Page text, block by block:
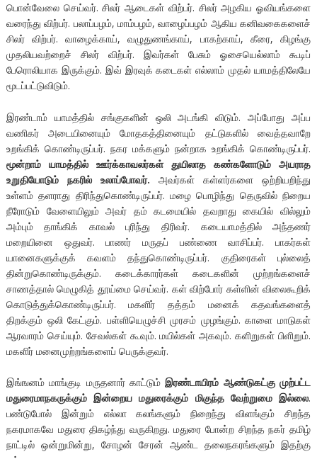
பொன்வேலை செய்வர். சிலர் ஆடைகள் விற்பர். சிலர் அழகிய ஓவியங்களை
வரைந்து விற்பர். பலாப்பழம், மாம்பழம், வாழைப்பழம் ஆகிய கனிவகைகளைச்
சிலர் விற்பர். வாழைக்காய், வழுதுணங்காய், பாகற்காய், கீரை, கிழங்கு
முதலியவற்றைச் சிலர் விற்பர். இவர்கள் பேசும் ஓசையெல்லாம் கூடிப்
பேரொலியாக இருக்கும். இவ் இரவுக் கடைகள் எல்லாம் முதல் யாமத்திலேயே
மூடப்பட்டுவிடும்.
இரண்டாம் யாமத்தில் சங்குகளின் ஒலி அடங்கி விடும். அப்போது அப்ப
வணிகர் அடையினையும் மோதகத்தினையும் தட்டுகளில் வைத்தவாறே
உறங்கிக் கொண்டிருப்பர். நகர மக்களும் நன்றாக உறங்கிக் கொண்டிருப்பர்.
மூன்றாம் யாமத்தில் ஊர்க்காவலர்கள் துயிலாத கண்களோடும் அயராத
உறுதியோடும் நகரில் உலாப்போவர். அவர்கள் கள்ளர்களை ஒற்றியறிந்து
உள்ளம் தளராது திரிந்துகொண்டிருப்பர். மழை பொழிந்து தெருவில் நிறைய
நீரோடும் வேளையிலும் அவர் தம் கடமையில் தவறாது கையில் வில்லும்
அம்பும் தாங்கிக் காவல் புரிந்து திரிவர். கடையாமத்தில் அந்தணர்
மறையினை ஒதுவர். பாணர் மருதப் பண்ணை வாசிப்பர். பாகர்கள்
யானைகளுக்குக் கவளம் தந்துகொண்டிருப்பர். குதிரைகள் புல்லைத்
தின்றுகொண்டிருக்கும். கடைக்காரர்கள் கடைகளின் முற்றங்களைச்
சாணத்தால் மெழுகித் தூய்மை செய்வர். கள் விற்போர் கள்ளின் விலைகூறிக்
கொடுத்துக்கொண்டிருப்பர். மகளிர் தத்தம் மனைக் கதவங்களைத்
திறக்கும் ஒலி கேட்கும். பள்ளியெழுச்சி முரசம் முழங்கும். காளை மாடுகள்
ஆரவாரம் செய்யும். சேவல்கள் கூவும். மயில்கள் அகவும். களிறுகள் பிளிறும்.
மகளிர் மனைமுற்றங்களைப் பெருக்குவர்.
இங்ஙனம் மாங்குடி மருதனார் காட்டும்இரண்டாயிரம் ஆண்டுகட்கு முற்பட்ட
மதுரைமாநகருக்கும் இன்றைய மதுரைக்கும் மிகுந்த வேற்றுமை இல்லை.
பண்டுபோல் இன்றும் எல்லா கலங்களும் நிறைந்து விளங்கும் சிறந்த
நகரமாகவே மதுரை திகழ்ந்து வருகிறது. மதுரை போன்ற சிறந்த நகர் தமிழ்
நாட்டில் ஒன்றுமின்று, சோழன் சேரன் ஆண்ட தலைநகரங்களும் இதற்கு